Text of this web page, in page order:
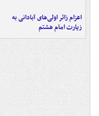
اعزام زائر اولی‌های آبادانی به
زیارت امام هشتم